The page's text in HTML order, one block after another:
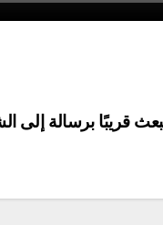
قريبًا برسالة إلى